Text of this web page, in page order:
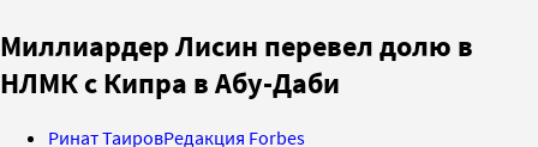
Миллиардер Лисин перевел долю в
НЛМК с Кипра в Абу-Даби
Ринат ТаировРедакция Forbes